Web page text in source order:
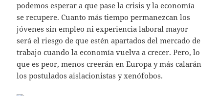
podemos esperar a que pase la crisis y la economía
se recupere. Cuanto más tiempo permanezcan los
jóvenes sin empleo ni experiencia laboral mayor
será el riesgo de que estén apartados del mercado de
trabajo cuando la economía vuelva a crecer. Pero, lo
que es peor, menos creerán en Europa y más calarán
los postulados aislacionistas y xenófobos.